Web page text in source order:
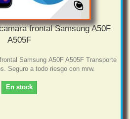
frontal Samsung A50F
A505F
Samsung A50F A505F Transporte
Seguro a todo riesgo con mrw.
En stock